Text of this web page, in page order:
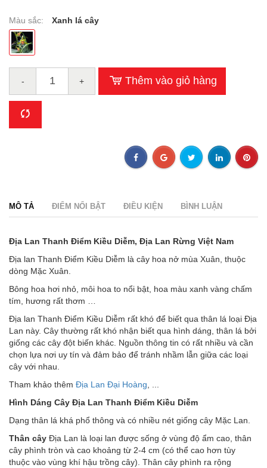
Màu sắc:
Xanh lá cây
- + Thêm vào giỏ hàng
MÔ TẢ ĐIỂM NỔI BẬT ĐIỀU KIỆN BÌNH LUẬN
Địa Lan Thanh Điểm Kiều Diễm, Địa Lan Rừng Việt Nam
Địa lan Thanh Điểm Kiều Diễm là cây hoa nở mùa Xuân, thuộc
dòng Mặc Xuân.
Bông hoa hơi nhỏ, môi hoa to nổi bật, hoa màu xanh vàng chấm
tím, hương rất thơm …
Địa lan Thanh Điểm Kiều Diễm rất khó để biết qua thân lá loại Địa
Lan này. Cây thường rất khó nhận biết qua hình dáng, thân lá bởi
giống các cây đột biến khác. Nguồn thông tin có rất nhiều và cần
chọn lựa nơi uy tín và đảm bảo để tránh nhầm lẫn giữa các loại
cây với nhau.
Tham khảo thêm Địa Lan Đại Hoàng
Hình Dáng Cây Địa Lan Thanh Điểm Kiều Diễm
Dạng thân lá khá phổ thông và có nhiều nét giống cây Mặc Lan.
Thân cây Địa Lan là loại lan được sống ở vùng độ ẩm cao, thân
cây phình tròn và cao khoảng từ 2-4 cm (có thể cao hơn tùy
thuộc vào vùng khí hậu trồng cây). Thân cây phình ra rộng